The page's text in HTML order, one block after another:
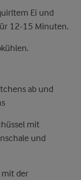
Ei und
12-15 Minuten.
ab und
mit
und
mit der